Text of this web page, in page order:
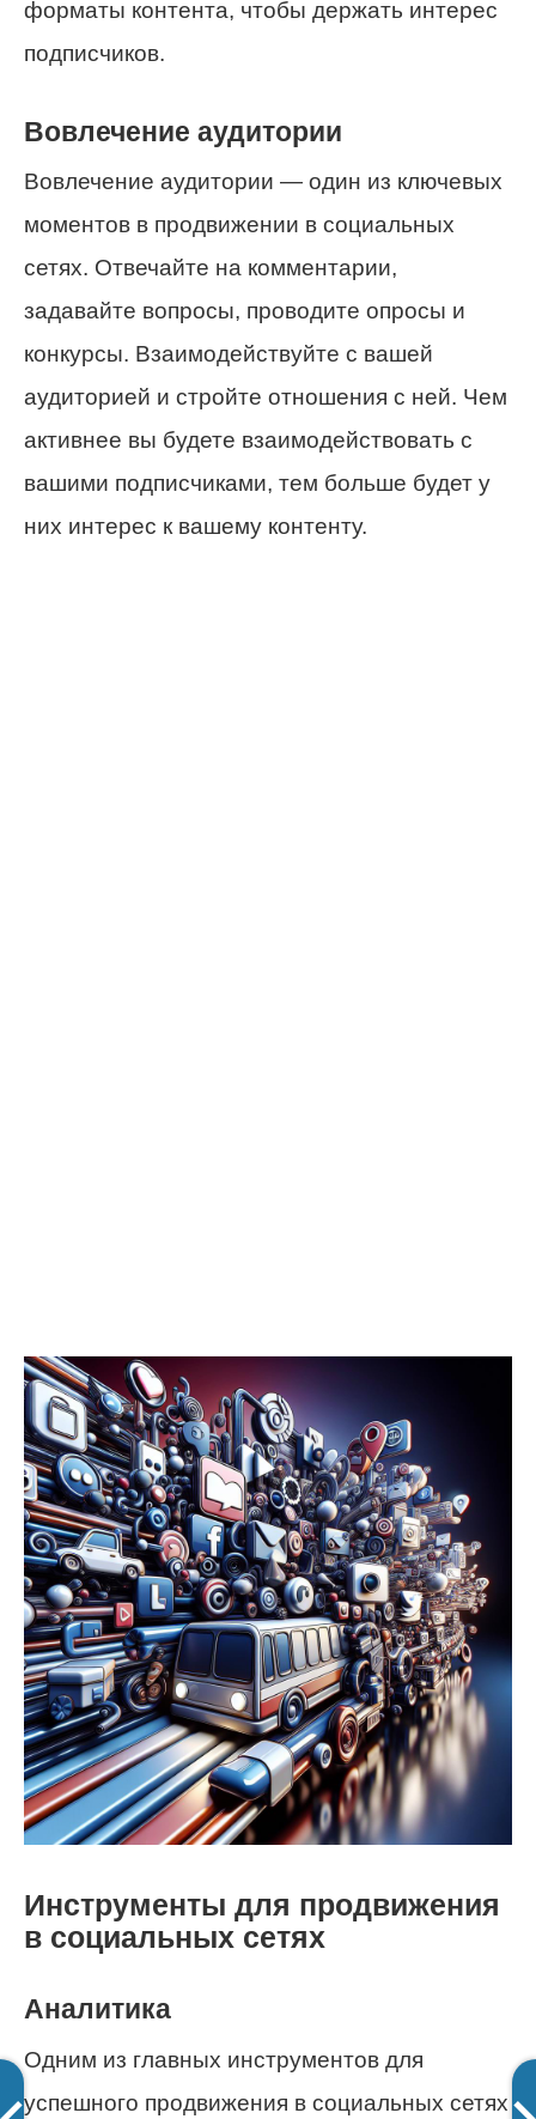
форматы контента, чтобы держать интерес
подписчиков.
Вовлечение аудитории
Вовлечение аудитории — один из ключевых
моментов в продвижении в социальных
сетях. Отвечайте на комментарии,
задавайте вопросы, проводите опросы и
конкурсы. Взаимодействуйте с вашей
аудиторией и стройте отношения с ней. Чем
активнее вы будете взаимодействовать с
вашими подписчиками, тем больше будет у
них интерес к вашему контенту.
Инструменты для продвижения
в социальных сетях
Аналитика
Одним из главных инструментов для
успешного продвижения в социальных сетях